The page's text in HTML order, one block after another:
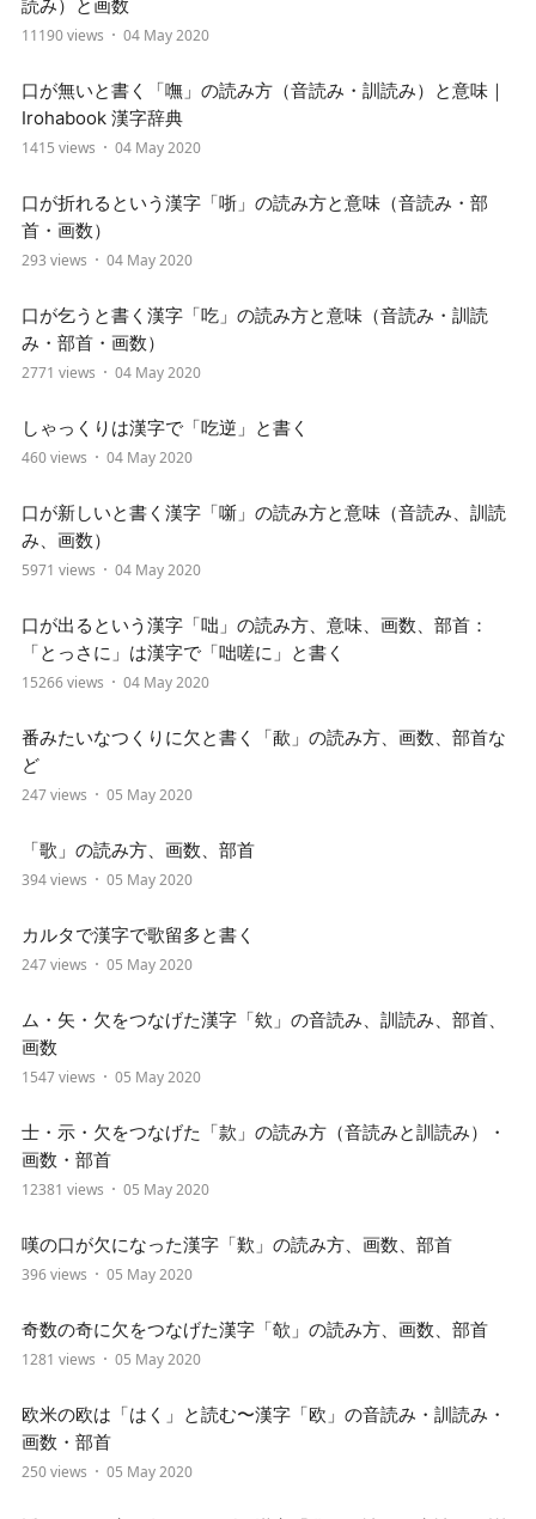
読み）と画数
11190 views 04 May 2020
口が無いと書く「嘸」の読み方（音読み・訓読み）と意味｜
Irohabook 漢字辞典
1415 views 04 May 2020
口が折れるという漢字「哳」の読み方と意味（音読み・部
首・画数）
293 views 04 May 2020
口が乞うと書く漢字「吃」の読み方と意味（音読み・訓読
み・部首・画数）
2771 views 04 May 2020
しゃっくりは漢字で「吃逆」と書く
460 views 04 May 2020
口が新しいと書く漢字「噺」の読み方と意味（音読み、訓読
み、画数）
5971 views 04 May 2020
口が出るという漢字「咄」の読み方、意味、画数、部首：
「とっさに」は漢字で「咄嗟に」と書く
15266 views 04 May 2020
番みたいなつくりに欠と書く「歃」の読み方、画数、部首な
ど
247 views 05 May 2020
「歌」の読み方、画数、部首
394 views 05 May 2020
カルタで漢字で歌留多と書く
247 views 05 May 2020
ム・矢・欠をつなげた漢字「欸」の音読み、訓読み、部首、
画数
1547 views 05 May 2020
士・示・欠をつなげた「款」の読み方（音読みと訓読み）・
画数・部首
12381 views 05 May 2020
嘆の口が欠になった漢字「歎」の読み方、画数、部首
396 views 05 May 2020
奇数の奇に欠をつなげた漢字「欹」の読み方、画数、部首
1281 views 05 May 2020
欧米の欧は「はく」と読む〜漢字「欧」の音読み・訓読み・
画数・部首
250 views 05 May 2020